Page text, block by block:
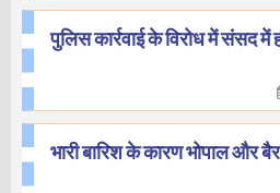
पुलिस कार्रवाई के विरोध में संसद में
भारी बारिश के कारण भोपाल और